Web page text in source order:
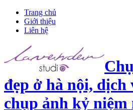
Trang chủ
Giới thiệu
Liên hệ
đẹp ở hà nội, dịch
chụp ảnh kỷ niệm